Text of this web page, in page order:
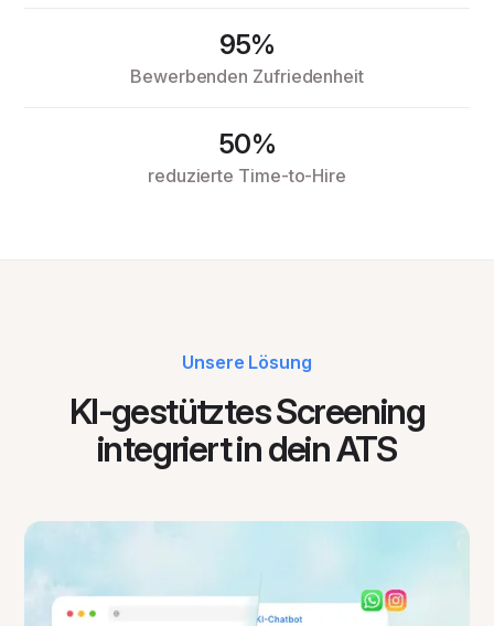
95%
Bewerbenden Zufriedenheit
50%
reduzierte Time-to-Hire
Unsere Lösung
KI-gestütztes Screening
integriert in dein ATS